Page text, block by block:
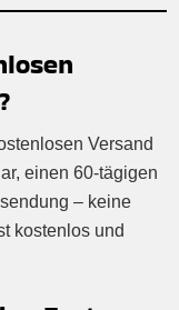
Versand
einen 60-tägigen
– keine
kostenlos und